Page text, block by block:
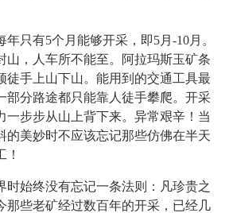
有5个月能够开采，即5月-10月。
山，人车所不能至。阿拉玛斯玉矿条
徒手上山下山。能用到的交通工具最
部分路途都只能靠人徒手攀爬。开采
一步步从山上背下来。异常艰辛！当
的美妙时不应该忘记那些仿佛在半天
！
始终没有忘记一条法则：凡珍贵之
那些老矿经过数百年的开采，已经几